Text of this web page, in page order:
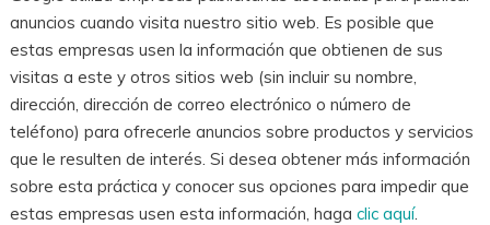
anuncios cuando visita nuestro sitio web. Es posible que
estas empresas usen la información que obtienen de sus
visitas a este y otros sitios web (sin incluir su nombre,
dirección, dirección de correo electrónico o número de
teléfono) para ofrecerle anuncios sobre productos y servicios
que le resulten de interés. Si desea obtener más información
sobre esta práctica y conocer sus opciones para impedir que
estas empresas usen esta información, haga clic aquí.